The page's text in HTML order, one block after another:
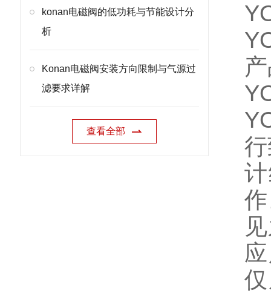
konan电磁阀的低功耗与节能设计分
析
Konan电磁阀安装方向限制与气源过
滤要求详解
查看全部